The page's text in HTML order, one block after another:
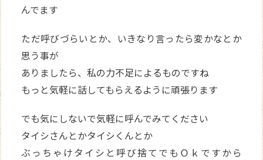
んでます
ただ呼びづらいとか、いきなり言ったら変かなとか
思う事が
ありましたら、私の力不足によるものですね
もっと気軽に話してもらえるように頑張ります
でも気にしないで気軽に呼んでみてください
タイシさんとかタイシくんとか
ぶっちゃけタイシと呼び捨てでもＯｋですから